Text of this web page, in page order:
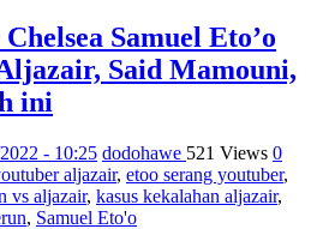
Samuel Eto’o
Said Mamouni,
ini
- 10:25 dodohawe 521 Views 0
aljazair, etoo serang youtuber,
vs aljazair, kasus kekalahan aljazair,
, Samuel Eto'o